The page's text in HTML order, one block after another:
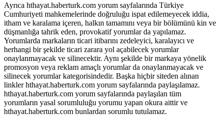
Ayrıca hthayat.haberturk.com yorum sayfalarında Türkiye
Cumhuriyeti mahkemelerinde doğruluğu ispat edilemeyecek iddia,
itham ve karalama içeren, halkın tamamını veya bir bölümünü kin ve
düşmanlığa tahrik eden, provokatif yorumlar da yapılamaz.
Yorumlarda markaların ticari itibarını zedeleyici, karalayıcı ve
herhangi bir şekilde ticari zarara yol açabilecek yorumlar
onaylanmayacak ve silinecektir. Aynı şekilde bir markaya yönelik
promosyon veya reklam amaçlı yorumlar da onaylanmayacak ve
silinecek yorumlar kategorisindedir. Başka hiçbir siteden alınan
linkler hthayat.haberturk.com yorum sayfalarında paylaşılamaz.
hthayat.haberturk.com yorum sayfalarında paylaşılan tüm
yorumların yasal sorumluluğu yorumu yapan okura aittir ve
hthayat.haberturk.com bunlardan sorumlu tutulamaz.